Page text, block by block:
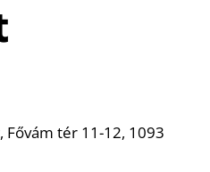
Fővám tér 11-12, 1093